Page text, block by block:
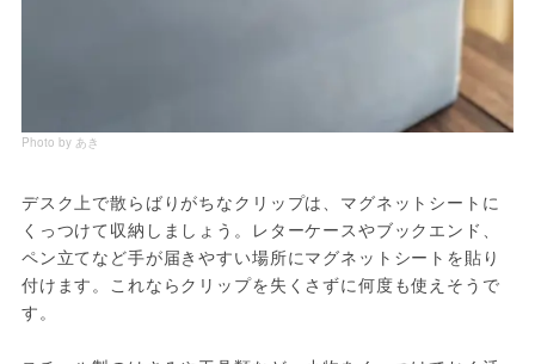
Photo by あき
デスク上で散らばりがちなクリップは、マグネットシートに
くっつけて収納しましょう。レターケースやブックエンド、
ペン立てなど手が届きやすい場所にマグネットシートを貼り
付けます。これならクリップを失くさずに何度も使えそうで
す。